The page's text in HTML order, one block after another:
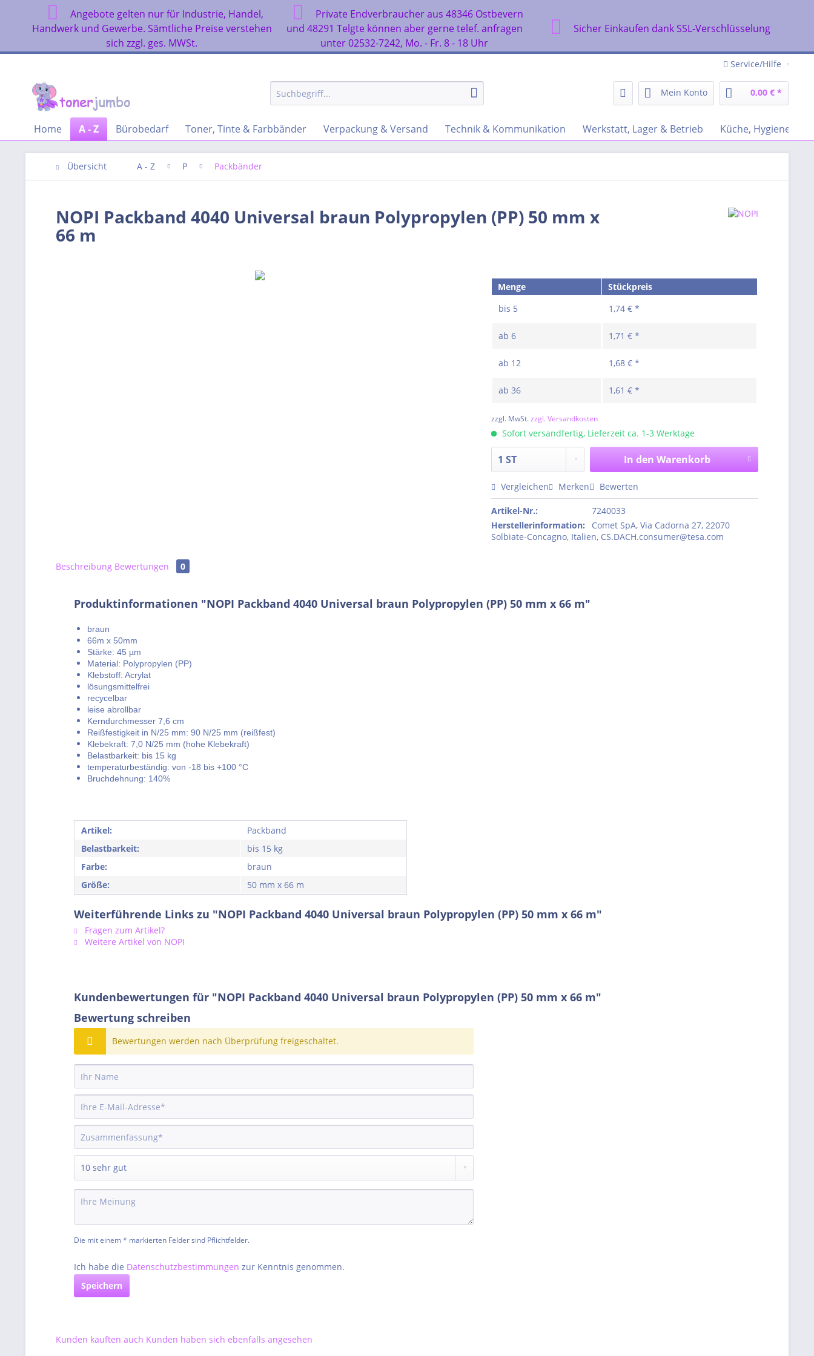
Angebote gelten nur für Industrie, Handel,
Handwerk und Gewerbe. Sämtliche Preise verstehen
sich zzgl. ges. MWSt.
Private Endverbraucher aus 48346 Ostbevern
und 48291 Telgte können aber gerne telef. anfragen
unter 02532-7242, Mo. - Fr. 8 - 18 Uhr
Sicher Einkaufen dank SSL-Verschlüsselung
Service/Hilfe
Mein Konto 0,00 € *
Home A - Z Bürobedarf Toner, Tinte & Farbbänder Verpackung & Versand Technik & Kommunikation Werkstatt, Lager & Betrieb Küche, Hygiene &
Übersicht A - Z P Packbänder
NOPI Packband 4040 Universal braun Polypropylen (PP) 50 mm x
66 m
Menge
Stückpreis
bis 5 1,74 € *
ab6 1,71 € *
ab 12 1,68 € *
ab36 1,61 € *
zzgl. MwSt.zzgl. Versandkosten
Sofort versandfertig, Lieferzeit ca. 1-3 Werktage
In den Warenkorb
Vergleichen Merken Bewerten
Artikel-Nr.:
7240033
Herstellerinformation:
Comet SpA, Via Cadorna 27, 22070
Solbiate-Concagno, Italien, CS.DACH.consumer@tesa.com
Beschreibung Bewertungen 0
Produktinformationen "NOPI Packband 4040 Universal braun Polypropylen (PP) 50 mm x 66 m"
braun
66m x 50mm
Stärke: 45 µm
Material: Polypropylen (PP)
Klebstoff: Acrylat
lösungsmittelfrei
recycelbar
leise abrollbar
Kerndurchmesser 7,6 cm
Reißfestigkeit in N/25 mm: 90 N/25 mm (reißfest)
Klebekraft: 7,0 N/25 mm (hohe Klebekraft)
Belastbarkeit: bis 15 kg
temperaturbeständig: von -18 bis +100 °C
Bruchdehnung: 140%
Artikel:
Packband
Belastbarkeit:
bis 15 kg
Farbe:
braun
Größe:
50 mm x 66 m
Weiterführende Links zu "NOPI Packband 4040 Universal braun Polypropylen (PP) 50 mm x 66 m"
Fragen zum Artikel?
Weitere Artikel von NOPI
Kundenbewertungen für "NOPI Packband 4040 Universal braun Polypropylen (PP) 50 mm x 66 m"
Bewertung schreiben
Bewertungen werden nach Überprüfung freigeschaltet.
Die mit einem * markierten Felder sind Pflichtfelder.
Ich habe die Datenschutzbestimmungen zur Kenntnis genommen.
Speichern
Kunden kauften auch Kunden haben sich ebenfalls angesehen